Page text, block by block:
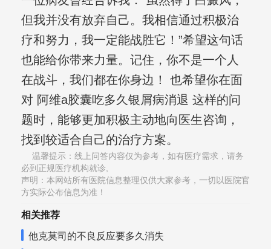
但我并没有放弃自己。我相信通过积极治
疗和努力，我一定能战胜它！”希望这句话
也能给你带来力量。记住，你不是一个人
在战斗，我们都在你身边！ 也希望你在面
对 阿维a胶囊吃多久银屑病消退 这样的问
题时，能够更加积极主动地向医生咨询，
找到较适合自己的治疗方案。
温馨提示：线上问答内容仅为参考，如有医疗需求，请务
必到正规医疗机构就诊,
声明：本网站所有医院信息整理仅供大家参考，一切以医院官
方实际公布信息为准！
相关推荐
他克莫司的不良反应要多久消失